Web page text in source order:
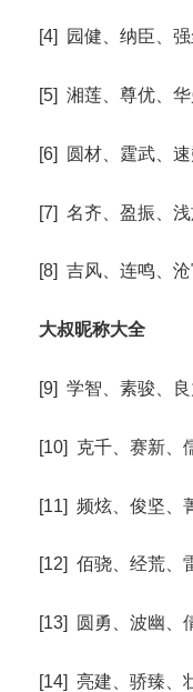
[4] 园健、纳臣、
[5] 湘莲、尊优、
[6] 圆材、霆武、
[7] 名齐、盈振、
[8] 吉风、连鸣、
大叔昵称大全
[9] 学智、素骏、
[10] 克千、赛新、
[11] 频炫、俊坚、
[12] 佰骁、经荒、
[13] 圆勇、波幽、
[14] 亮建、骄臻、